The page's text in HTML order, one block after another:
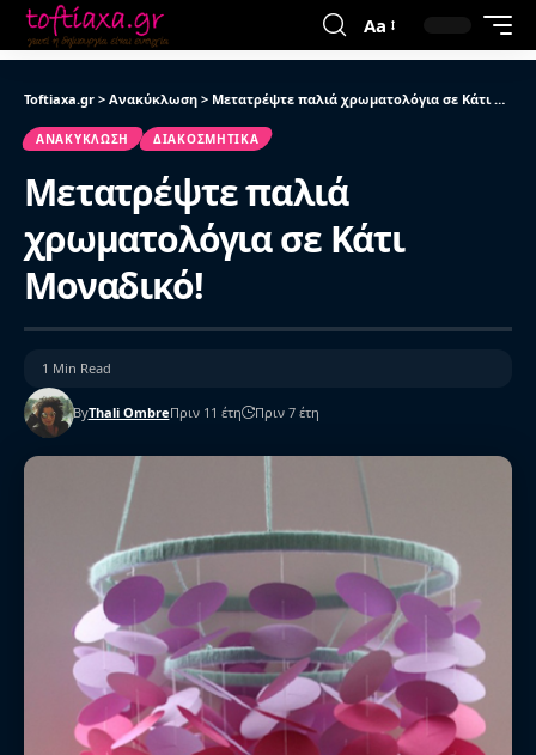
Aa
Toftiaxa.gr > Ανακύκλωση > Μετατρέψτε παλιά χρωματολόγια σε Κάτι Μοναδικό!
ΑΝΑΚΎΚΛΩΣΗ ΔΙΑΚΟΣΜΗΤΙΚΆ
Μετατρέψτε παλιά
χρωματολόγια σε Κάτι
Μοναδικό!
ByThali OmbreΠριν 11 έτη Πριν 7 έτη
1 Min Read